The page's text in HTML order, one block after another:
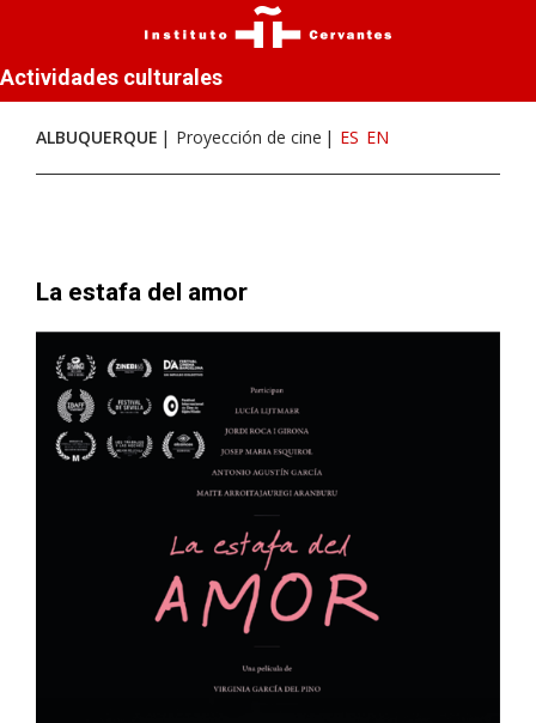
Actividades culturales
ALBUQUERQUE Proyección de cine ES EN
La estafa del amor